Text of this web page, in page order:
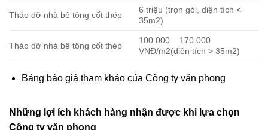
Tháo dỡ nhà bê tông cốt thép
6 triệu (trọn gói, diện tích <
35m2)
Tháo dỡ nhà bê tông cốt thép
100.000 – 170.000
VNĐ/m2(diện tích > 35m2)
Bảng báo giá tham khảo của Công ty văn phong
Những lợi ích khách hàng nhận được khi lựa chọn
Công ty văn phong